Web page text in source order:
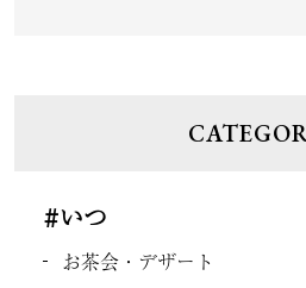
#いつ
お茶会・デザート